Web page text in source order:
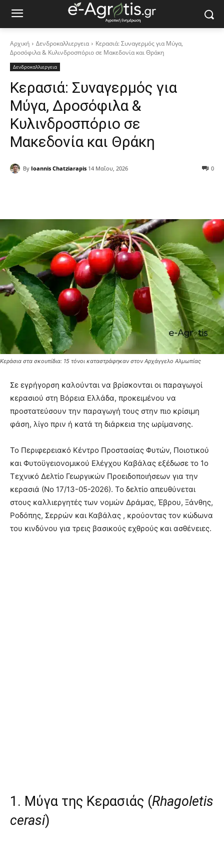
Αρχική Δενδροκαλλιεργεια
Κερασιά: Συναγερμός για Μύγα,
Δροσόφιλα & Κυλινδροσπόριο σε Μακεδονία και Θράκη
Δενδροκαλλιεργεια
Κερασιά: Συναγερμός για
Μύγα, Δροσόφιλα &
Κυλινδροσπόριο σε
Μακεδονία και Θράκη
By Ioannis Chatziarapis 14 Μαΐου, 2026 0
Κεράσια στα σκουπίδια: 15 τόνοι καταστράφηκαν στον Αρχάγγελο Αλμωπίας
Σε εγρήγορση καλούνται να βρίσκονται οι παραγωγοί
κερασιού στη Βόρεια Ελλάδα, προκειμένου να
προστατεύσουν την παραγωγή τους στην πιο κρίσιμη
φάση, λίγο πριν ή κατά τη διάρκεια της ωρίμανσης.
Το Περιφερειακό Κέντρο Προστασίας Φυτών, Ποιοτικού
και Φυτοϋγειονομικού Ελέγχου Καβάλας εξέδωσε το 1ο
Τεχνικό Δελτίο Γεωργικών Προειδοποιήσεων για την
κερασιά (Νο 17/13-05-2026). Το δελτίο απευθύνεται
στους καλλιεργητές των νομών Δράμας, Έβρου, Ξάνθης,
Ροδόπης, Σερρών και Καβάλας , κρούοντας τον κώδωνα
του κινδύνου για τρεις βασικούς εχθρούς και ασθένειες.
1. Μύγα της Κερασιάς (Rhagoletis
cerasi)